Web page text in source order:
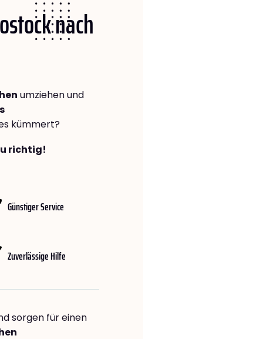
nach
umziehen und
kümmert?
richtig!
Günstiger Service
Zuverlässige Hilfe
sorgen für einen